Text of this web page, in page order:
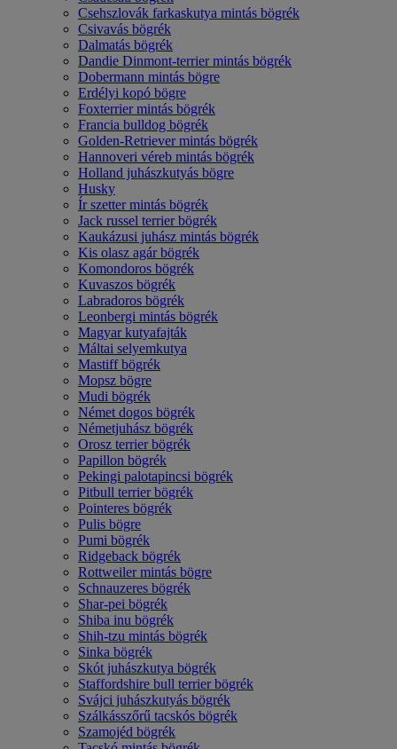
Csehszlovák farkaskutya mintás bögrék
Csivavás bögrék
Dalmatás bögrék
Dandie Dinmont-terrier mintás bögrék
Dobermann mintás bögre
Erdélyi kopó bögre
Foxterrier mintás bögrék
Francia bulldog bögrék
Golden-Retriever mintás bögrék
Hannoveri véreb mintás bögrék
Holland juhászkutyás bögre
Husky
Ír szetter mintás bögrék
Jack russel terrier bögrék
Kaukázusi juhász mintás bögrék
Kis olasz agár bögrék
Komondoros bögrék
Kuvaszos bögrék
Labradoros bögrék
Leonbergi mintás bögrék
Magyar kutyafajták
Máltai selyemkutya
Mastiff bögrék
Mopsz bögre
Mudi bögrék
Német dogos bögrék
Németjuhász bögrék
Orosz terrier bögrék
Papillon bögrék
Pekingi palotapincsi bögrék
Pitbull terrier bögrék
Pointeres bögrék
Pulis bögre
Pumi bögrék
Ridgeback bögrék
Rottweiler mintás bögre
Schnauzeres bögrék
Shar-pei bögrék
Shiba inu bögrék
Shih-tzu mintás bögrék
Sinka bögrék
Skót juhászkutya bögrék
Staffordshire bull terrier bögrék
Svájci juhászkutyás bögrék
Szálkásszőrű tacskós bögrék
Szamojéd bögrék